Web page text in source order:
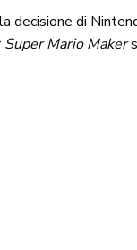
decisione di
Super Mario Maker